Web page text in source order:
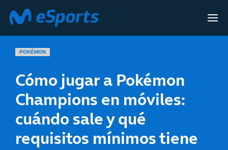
POKÉMON
Cómo jugar a Pokémon
Champions en móviles:
cuándo sale y qué
requisitos mínimos tiene